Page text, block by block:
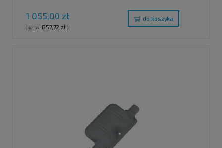
1 055,00 zł
(netto: 857,72 zł)
do koszyka